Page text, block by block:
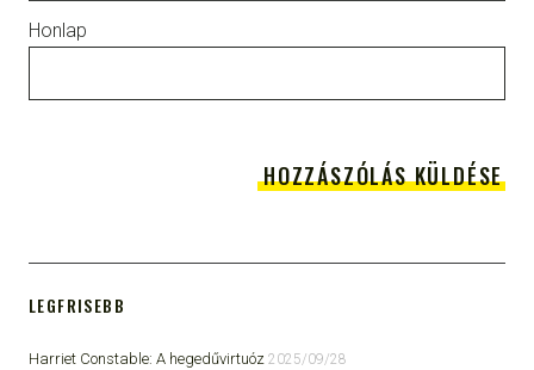
Honlap
LEGFRISEBB
Harriet Constable: A hegedűvirtuóz 2025/09/28